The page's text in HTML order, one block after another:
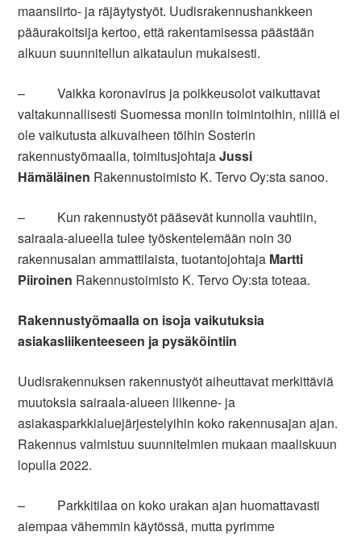
maansiirto- ja räjäytystyöt. Uudisrakennushankkeen
pääurakoitsija kertoo, että rakentamisessa päästään
alkuun suunnitellun aikataulun mukaisesti.
– Vaikka koronavirus ja poikkeusolot vaikuttavat
valtakunnallisesti Suomessa moniin toimintoihin, niillä ei
ole vaikutusta alkuvaiheen töihin Sosterin
rakennustyömaalla, toimitusjohtajaJussi
Hämäläinen Rakennustoimisto K. Tervo Oy:sta sanoo.
– Kun rakennustyöt pääsevät kunnolla vauhtiin,
sairaala-alueella tulee työskentelemään noin 30
rakennusalan ammattilaista, tuotantojohtaja Martti
Piiroinen Rakennustoimisto K. Tervo Oy:sta toteaa.
Rakennustyömaalla on isoja vaikutuksia
asiakasliikenteeseen ja pysäköintiin
Uudisrakennuksen rakennustyöt aiheuttavat merkittäviä
muutoksia sairaala-alueen liikenne- ja
asiakasparkkialuejärjestelyihin koko rakennusajan ajan.
Rakennus valmistuu suunnitelmien mukaan maaliskuun
lopulla 2022.
– Parkkitilaa on koko urakan ajan huomattavasti
aiempaa vähemmin käytössä, mutta pyrimme